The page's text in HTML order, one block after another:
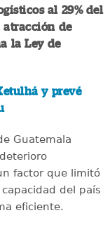
al 29% del
atracción de
la Ley de
y prevé
Guatemala
factor que limitó
del país
eficiente.